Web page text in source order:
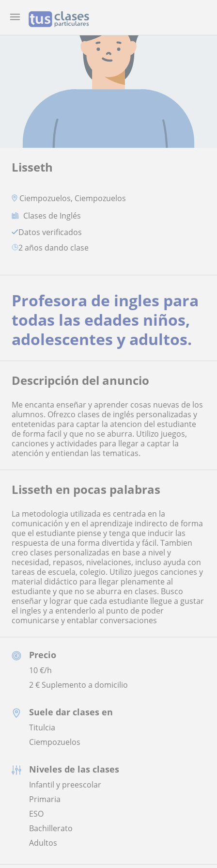
Lisseth
Ciempozuelos, Ciempozuelos
Clases de Inglés
Datos verificados
2 años dando clase
Precio
10€/h
2 € Suplemento a domicilio
Suele dar clases en
Titulcia
Ciempozuelos
Niveles de las clases
Infantil y preescolar
Primaria
ESO
Bachillerato
Adultos
Profesora de ingles para
todas las edades niños,
adolescentes y adultos.
Descripción del anuncio
Me encanta enseñar y aprender cosas nuevas de los
alumnos. Ofrezco clases de inglés personalizadas y
entetenidas para captar la atencion del estudiante
de forma facil y que no se aburra. Utilizo juegos,
canciones y actividades para llegar a captar la
atención y entiendan las tematicas.
Lisseth en pocas palabras
La metodologia utilizada es centrada en la
comunicación y en el aprendizaje indirecto de forma
que el estudiante piense y tenga que inducir las
respuesta de una forma divertida y fácil. Tambien
creo clases personalizadas en base a nivel y
necesidad, repasos, nivelaciones, incluso ayuda con
tareas de escuela, colegio. Utilizo juegos canciones y
material didáctico para llegar plenamente al
estudiante y que no se aburra en clases. Busco
enseñar y lograr que cada estudiante llegue a gustar
el ingles y a entenderlo al punto de poder
comunicarse y entablar conversaciones